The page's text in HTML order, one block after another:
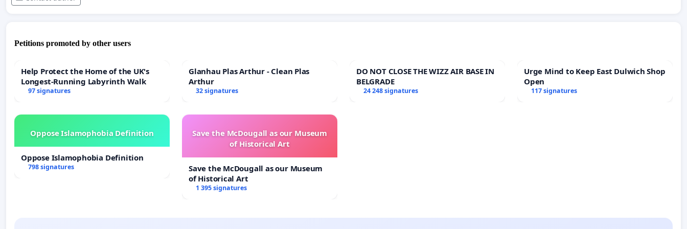
Petitions promoted by other users
Help Protect the Home of the UK's
Longest-Running Labyrinth Walk
97 signatures
Glanhau Plas Arthur - Clean Plas
Arthur
32 signatures
DO NOT CLOSE THE WIZZ AIR BASE IN
BELGRADE
24 248 signatures
Urge Mind to Keep East Dulwich Shop
Open
117 signatures
Oppose Islamophobia Definition
Oppose Islamophobia Definition
798 signatures
Save the McDougall as our Museum
of Historical Art
Save the McDougall as our Museum
of Historical Art
1 395 signatures